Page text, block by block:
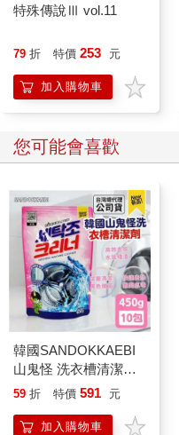
特殊傳說Ⅲ vol.11
79 折 特價 253 元
加入購物車
您可能會喜歡
韓國SANDOKKAEBI
山鬼怪 洗衣槽清潔劑
450公克-10包組
59 折 特價 591 元
加入購物車